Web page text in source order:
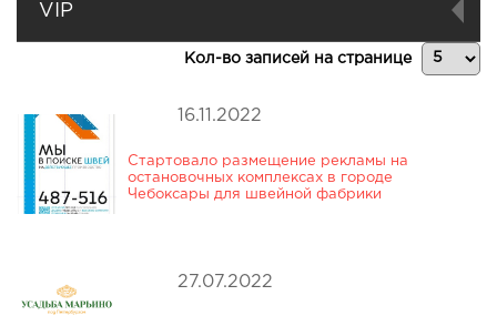
VIP
Кол-во записей на странице
16.11.2022
Стартовало размещение рекламы на
остановочных комплексах в городе
Чебоксары для швейной фабрики
27.07.2022